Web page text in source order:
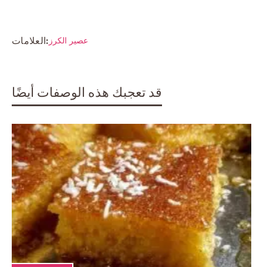
العلامات: عصير الكرز
قد تعجبك هذه الوصفات أيضًا